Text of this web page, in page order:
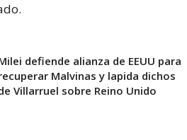
defiende alianza de EEUU para
Malvinas y lapida dichos
Villarruel sobre Reino Unido